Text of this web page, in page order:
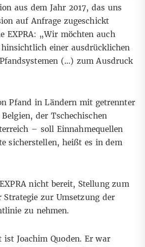
aus dem Jahr 2017, das uns
auf Anfrage zugeschickt
EXPRA: „Wir möchten auch
hinsichtlich einer ausdrücklichen
(…) zum Ausdruck
Pfand in Ländern mit getrennter
der Tschechischen
– soll Einnahmequellen
sicherstellen, heißt es in dem
nicht bereit, Stellung zum
Strategie zur Umsetzung der
zu nehmen.
Joachim Quoden. Er war